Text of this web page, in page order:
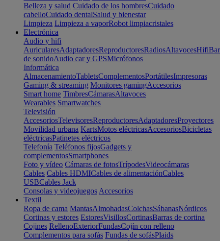
Belleza y salud Cuidado de los hombresCuidado
cabelloCuidado dentalSalud y bienestar
Limpieza Limpieza a vaporRobot limpiacristales
Electrónica
Audio y hifi
AuricularesAdaptadoresReproductoresRadiosAltavocesHifi
de sonidoAudio car y GPSMicrófonos
Informática
AlmacenamientoTabletsComplementosPortátilesImpresoras
Gaming & streaming Monitores gamingAccesorios
Smart home TimbresCámarasAltavoces
Wearables Smartwatches
Televisión
AccesoriosTelevisoresReproductoresAdaptadoresProyectores
Movilidad urbana KartsMotos eléctricasAccesoriosBicicletas
eléctricasPatinetes eléctricos
Telefonía Teléfonos fijosGadgets y
complementosSmartphones
Foto y vídeo Cámaras de fotosTrípodesVideocámaras
Cables Cables HDMICables de alimentaciónCables
USBCables Jack
Consolas y videojuegos Accesorios
Textil
Ropa de cama MantasAlmohadasColchasSábanasNórdicos
Cortinas y estores EstoresVisillosCortinasBarras de cortina
Cojines RellenoExteriorFundasCojín con relleno
Complementos para sofás Fundas de sofásPlaids